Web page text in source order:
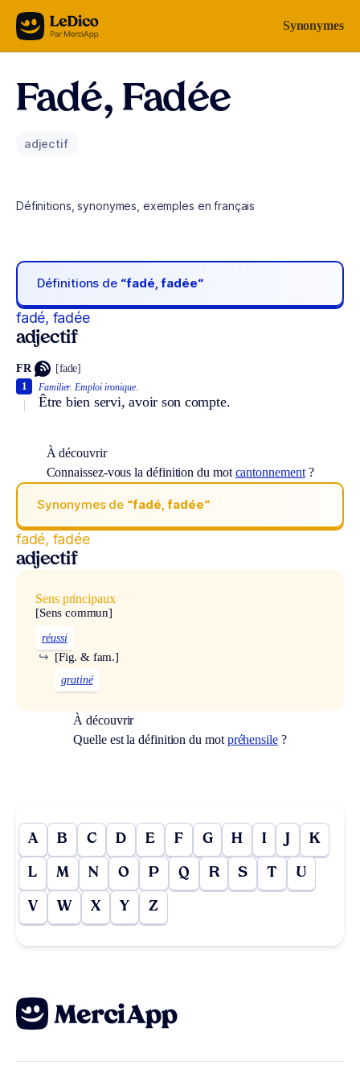
Aller au contenu Synonymes
Fadé, Fadée
adjectif
Définitions, synonymes, exemples en français
Définitions de “fadé, fadée“
fadé, fadée
adjectif
FR [fade]
Familier. Emploi ironique.
Être bien servi, avoir son compte.
1
À découvrir
Connaissez-vous la définition du mot cantonnement?
Synonymes de “fadé, fadée“
fadé, fadée
adjectif
Sens principaux
[Sens commun]
réussi
[Fig. & fam.]
↪
gratiné
À découvrir
Quelle est la définition du mot préhensile?
A B C D E F G H I J K
L M N O P Q R S T U
V W X Y Z